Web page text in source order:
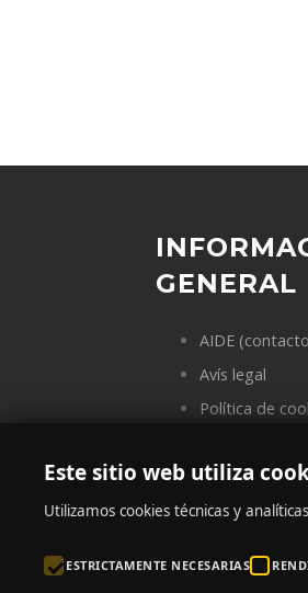
GENERAL
AIDE
Avís legal
Política de
Política de
Política de
Este sitio web utiliza
Utilizamos cookies técnicas y
ESTRICTAMENTE NECESARIAS